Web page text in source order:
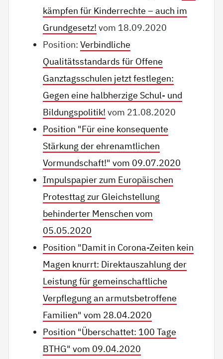
kämpfen für Kinderrechte – auch im
Grundgesetz! vom 18.09.2020
Position:Verbindliche
Qualitätsstandards für Offene
Ganztagsschulen jetzt festlegen:
Gegen eine halbherzige Schul- und
Bildungspolitik! vom 21.08.2020
Position "Für eine konsequente
Stärkung der ehrenamtlichen
Vormundschaft!" vom 09.07.2020
Impulspapier zum Europäischen
Protesttag zur Gleichstellung
behinderter Menschen vom
05.05.2020
Position "Damit in Corona-Zeiten kein
Magen knurrt: Direktauszahlung der
Leistung für gemeinschaftliche
Verpflegung an armutsbetroffene
Familien" vom 28.04.2020
Position "Überschattet: 100 Tage
BTHG" vom 09.04.2020